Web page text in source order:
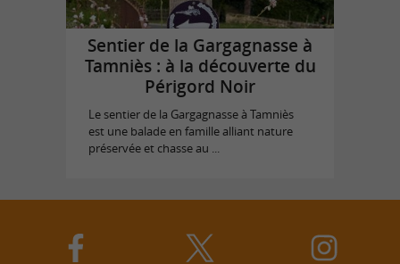
Sentier de la Gargagnasse à
Tamniès : à la découverte du
Périgord Noir
Le sentier de la Gargagnasse à Tamniès
est une balade en famille alliant nature
préservée et chasse au ...